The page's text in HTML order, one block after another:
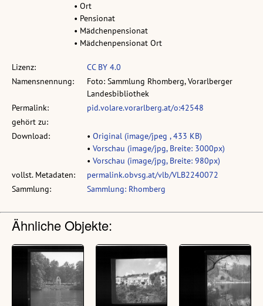
• Ort
• Pensionat
• Mädchenpensionat
• Mädchenpensionat Ort
Lizenz:
CC BY 4.0
Namensnennung:
Foto: Sammlung Rhomberg, Vorarlberger
Landesbibliothek
Permalink:
pid.volare.vorarlberg.at/o:42548
gehört zu:
Download:
• Original (image/jpeg , 433 KB)
• Vorschau (image/jpg, Breite: 3000px)
• Vorschau (image/jpg, Breite: 980px)
vollst. Metadaten:
permalink.obvsg.at/vlb/VLB2240072
Sammlung:
Sammlung: Rhomberg
Ähnliche Objekte: